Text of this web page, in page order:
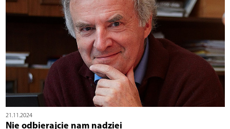
21.11.2024
Nie odbierajcie nam nadziei